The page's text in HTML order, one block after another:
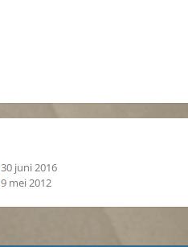
30 juni 2016
9 mei 2012